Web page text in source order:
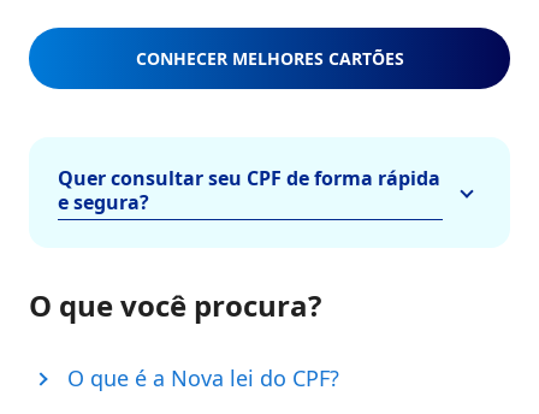
CONHECER MELHORES CARTÕES
Quer consultar seu CPF de forma rápida
e segura?
O que você procura?
O que é a Nova lei do CPF?